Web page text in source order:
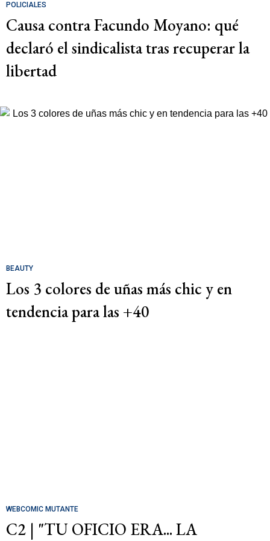
POLICIALES
Causa contra Facundo Moyano: qué
declaró el sindicalista tras recuperar la
libertad
BEAUTY
Los 3 colores de uñas más chic y en
tendencia para las +40
WEBCOMIC MUTANTE
C2 | "TU OFICIO ERA... LA